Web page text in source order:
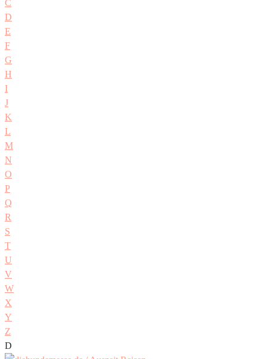
C
D
E
F
G
H
I
J
K
L
M
N
O
P
Q
R
S
T
U
V
W
X
Y
Z
D